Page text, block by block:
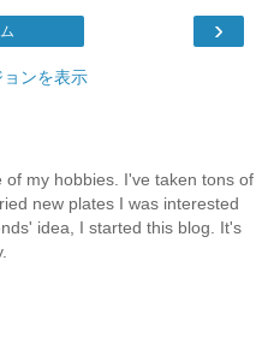
›
ンを表示
of my hobbies. I've taken tons of
new plates I was interested
idea, I started this blog. It's